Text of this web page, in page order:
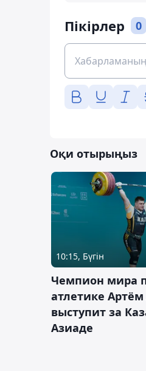
Пікірлер 0
Оқи отырыңыз
10:15, Бүгін
Чемпион мира
атлетике
выступит за
Азиаде